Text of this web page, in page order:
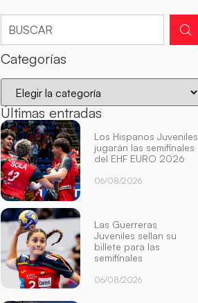
Categorías
Últimas entradas
Los Hispanos Juveniles
jugarán las semifinales
del EHF EURO 2026
06/08/2026
Las Guerreras
Juveniles sellan su
billete para las
semifinales
06/08/2026